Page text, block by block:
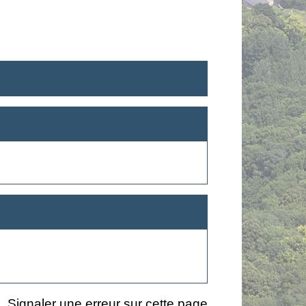
Signaler une erreur sur cette page